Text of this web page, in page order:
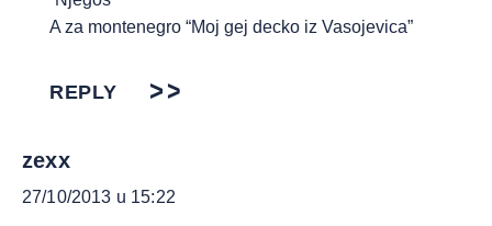
A za montenegro “Moj gej decko iz Vasojevica”
REPLY
zexx
27/10/2013 u 15:22